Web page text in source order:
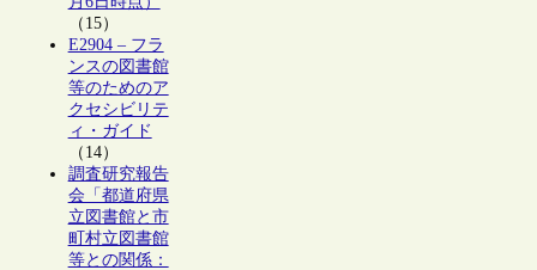
（15）
E2904 – フラ
ンスの図書館
等のためのア
クセシビリテ
ィ・ガイド
（14）
調査研究報告
会「都道府県
立図書館と市
町村立図書館
等との関係：